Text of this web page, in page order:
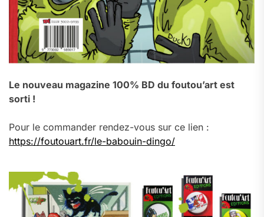
Le nouveau magazine 100% BD du foutou’art est
sorti !
Pour le commander rendez-vous sur ce lien :
https://foutouart.fr/le-babouin-dingo/